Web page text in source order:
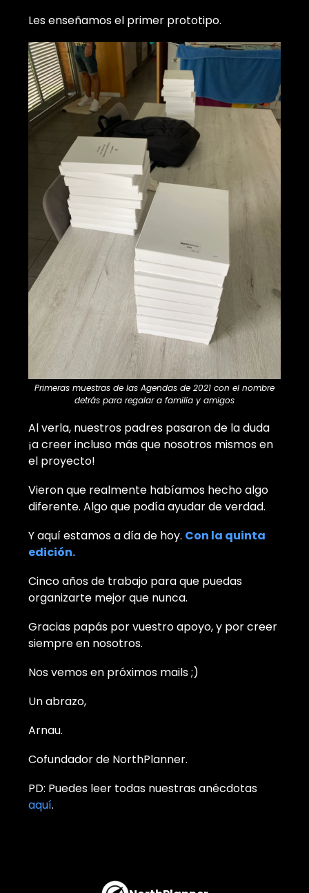
Les enseñamos el primer prototipo.
Primeras muestras de las Agendas de 2021 con el nombre
detrás para regalar a familia y amigos
Al verla, nuestros padres pasaron de la duda
¡a creer incluso más que nosotros mismos en
el proyecto!
Vieron que realmente habíamos hecho algo
diferente. Algo que podía ayudar de verdad.
Y aquí estamos a día de hoy. Con la quinta
edición.
Cinco años de trabajo para que puedas
organizarte mejor que nunca.
Gracias papás por vuestro apoyo, y por creer
siempre en nosotros.
Nos vemos en próximos mails ;)
Un abrazo,
Arnau.
Cofundador de NorthPlanner.
PD: Puedes leer todas nuestras anécdotas
aquí.